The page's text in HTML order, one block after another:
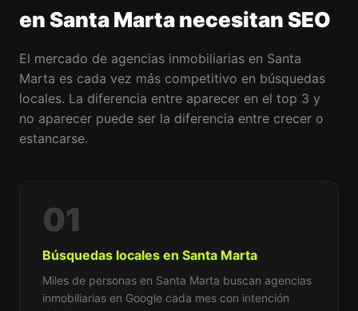
en Santa Marta necesitan SEO
El mercado de agencias inmobiliarias en Santa
Marta es cada vez más competitivo en búsquedas
locales. La diferencia entre aparecer en el top 3 y
no aparecer puede ser la diferencia entre crecer o
estancarse.
01
Búsquedas locales en Santa Marta
Miles de personas en Santa Marta buscan agencias
inmobiliarias en Google cada mes con intención